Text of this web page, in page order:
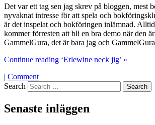
Det var ett tag sen jag skrev på bloggen, mest
nyvaknat intresse för att spela och
är det inspelat och bokföringen inlämnad.
kommer förresten att bli en bra demo när den
GammelGura, det är bara jag och
Continue reading ‘Erlewine neck jig’ »
| Comment
Search
Senaste inläggen